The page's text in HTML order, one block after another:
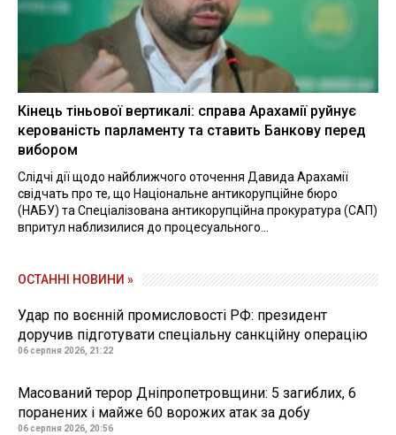
Кінець тіньової вертикалі: справа Арахамії руйнує
керованість парламенту та ставить Банкову перед
вибором
Слідчі дії щодо найближчого оточення Давида Арахамії
свідчать про те, що Національне антикорупційне бюро
(НАБУ) та Спеціалізована антикорупційна прокуратура (САП)
впритул наблизилися до процесуального...
ОСТАННІ НОВИНИ »
Удар по воєнній промисловості РФ: президент
доручив підготувати спеціальну санкційну операцію
06 серпня 2026, 21:22
Масований терор Дніпропетровщини: 5 загиблих, 6
поранених і майже 60 ворожих атак за добу
06 серпня 2026, 20:56